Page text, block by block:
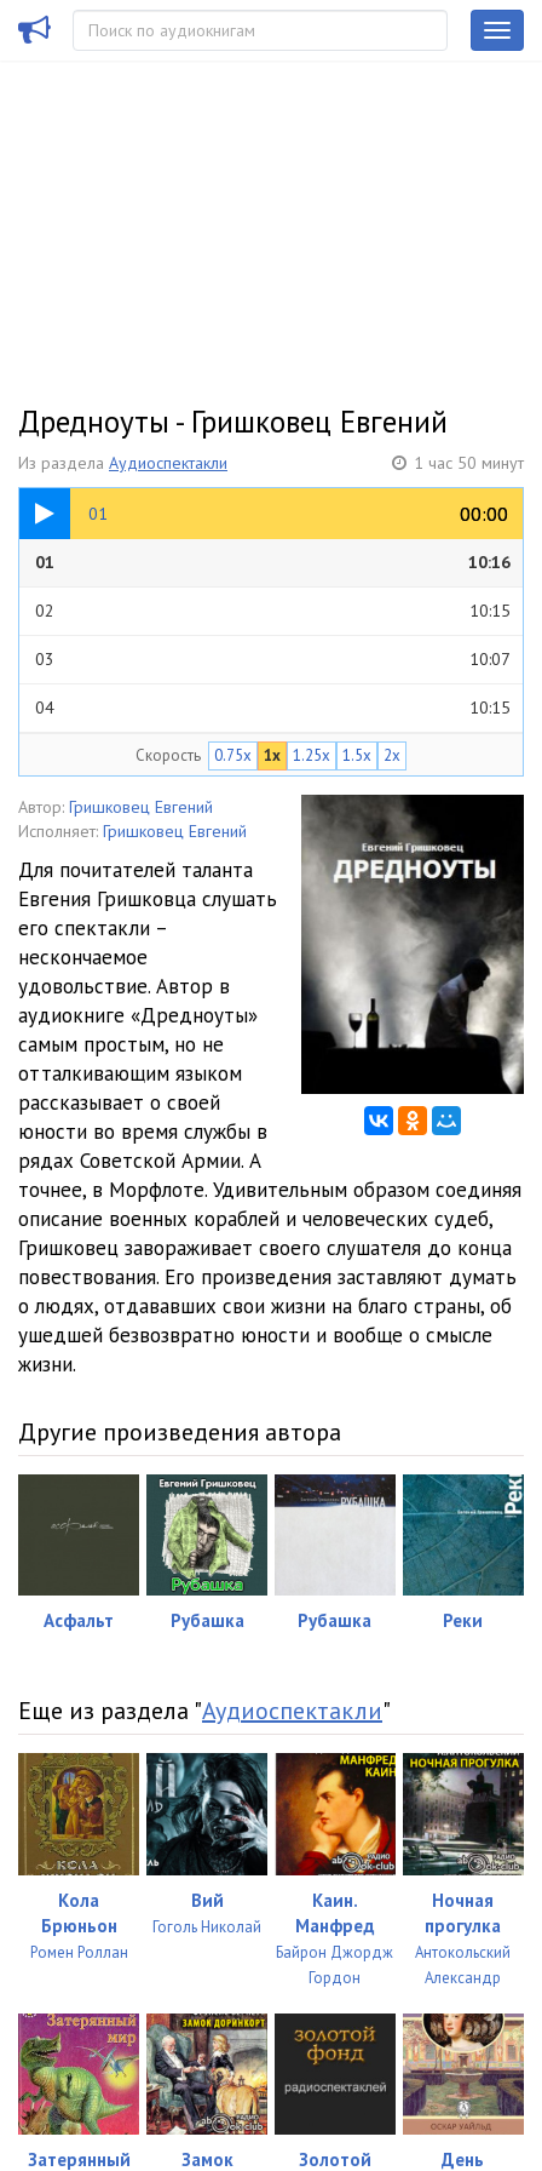
Дредноуты - Гришковец Евгений
Из раздела Аудиоспектакли 1 час 50 минут
01 00:00
00:00
10:16
01 10:16
02 10:15
03 10:07
04 10:15
06
08 10:07
09 09:50
10 09:59
11 09:17
Скорость 0.75x 1x 1.25x 1.5x 2x
Автор: Гришковец Евгений
Исполняет: Гришковец Евгений
Для почитателей таланта
Евгения Гришковца слушать
его спектакли –
нескончаемое
удовольствие. Автор в
аудиокниге «Дредноуты»
самым простым, но не
отталкивающим языком
рассказывает о своей
юности во время службы в
рядах Советской Армии. А
точнее, в Морфлоте. Удивительным образом соединяя
описание военных кораблей и человеческих судеб,
Гришковец завораживает своего слушателя до конца
повествования. Его произведения заставляют думать
о людях, отдававших свои жизни на благо страны, об
ушедшей безвозвратно юности и вообще о смысле
жизни.
Другие произведения автора
Асфальт Рубашка Рубашка Реки
Еще из раздела "Аудиоспектакли"
Кола
Брюньон
Ромен Роллан
Вий
Гоголь Николай
Каин.
Манфред
Байрон Джордж
Гордон
Ночная
прогулка
Антокольский
Александр
Затерянный Замок Золотой День